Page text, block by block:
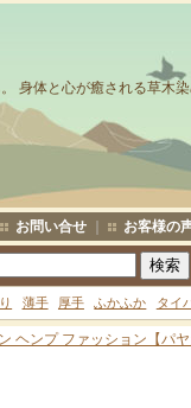
身体と心が癒される草木
お問い合せ お客様の
薄手 厚手 ふかふか タイ
ヘンプ ファッション【パヤ